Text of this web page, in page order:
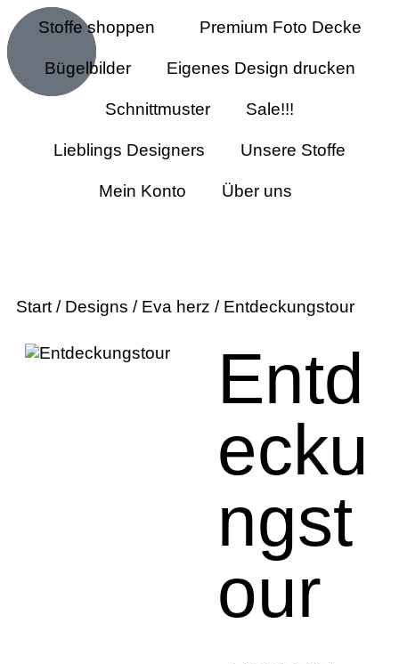
Stoffe shoppen Premium Foto Decke
Bügelbilder Eigenes Design drucken
Schnittmuster Sale!!!
Lieblings Designers Unsere Stoffe
Mein Konto Über uns
Start / Designs / Eva herz / Entdeckungstour
Entd
ecku
ngst
our